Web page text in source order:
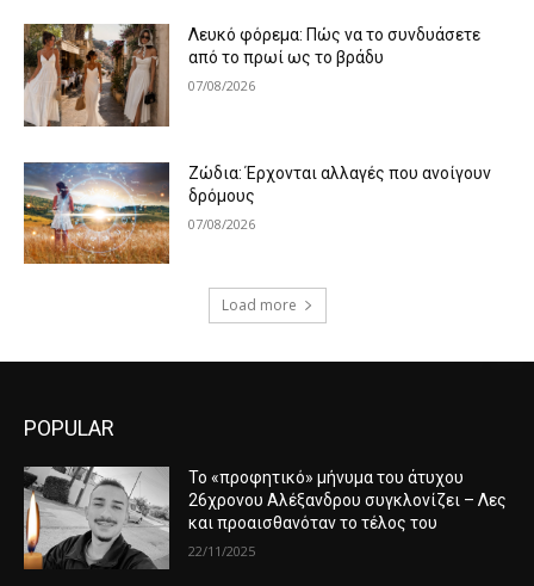
Λευκό φόρεμα: Πώς να το συνδυάσετε
από το πρωί ως το βράδυ
07/08/2026
Ζώδια: Έρχονται αλλαγές που ανοίγουν
δρόμους
07/08/2026
Load more
POPULAR
Το «προφητικό» μήνυμα του άτυχου
26χρονου Αλέξανδρου συγκλονίζει – Λες
και προαισθανόταν το τέλος του
22/11/2025